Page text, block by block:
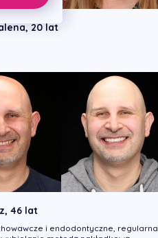
20 lat
46 lat
i endodontyczne, regularna